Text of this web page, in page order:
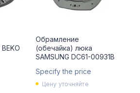
Обрамление
(обечайка) люка
SAMSUNG DC61-00931B
Specify the price
Цену уточняйте